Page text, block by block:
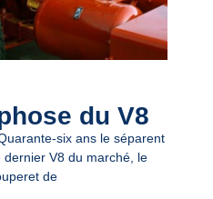
du V8
six ans le séparent
V8 du marché, le
de